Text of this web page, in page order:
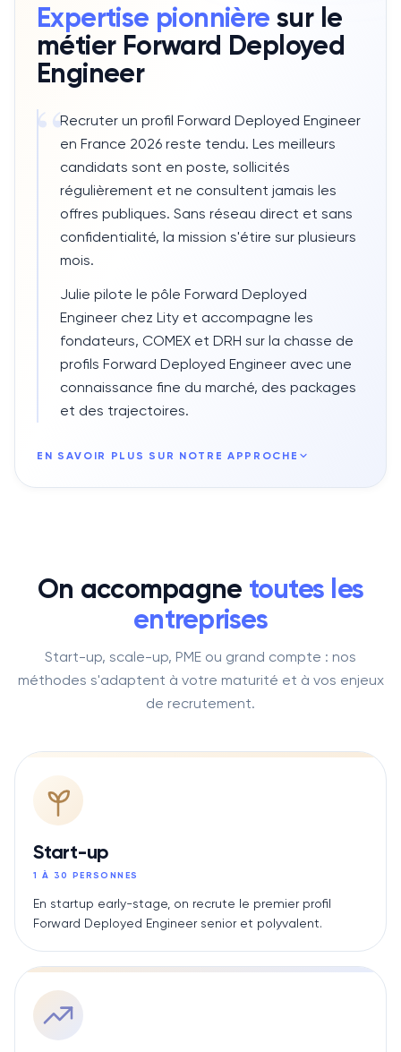
Expertise pionnière sur le
métier Forward Deployed
Engineer
“Recruter un profil Forward Deployed Engineer
en France 2026 reste tendu. Les meilleurs
candidats sont en poste, sollicités
régulièrement et ne consultent jamais les
offres publiques. Sans réseau direct et sans
confidentialité, la mission s'étire sur plusieurs
mois.
Julie pilote le pôle Forward Deployed
Engineer chez Lity et accompagne les
fondateurs, COMEX et DRH sur la chasse de
profils Forward Deployed Engineer avec une
connaissance fine du marché, des packages
et des trajectoires.
EN SAVOIR PLUS SUR NOTRE APPROCHE
On accompagne toutes les
entreprises
Start-up, scale-up, PME ou grand compte : nos
méthodes s'adaptent à votre maturité et à vos enjeux
de recrutement.
Start-up
1 À 30 PERSONNES
En startup early-stage, on recrute le premier profil
Forward Deployed Engineer senior et polyvalent.